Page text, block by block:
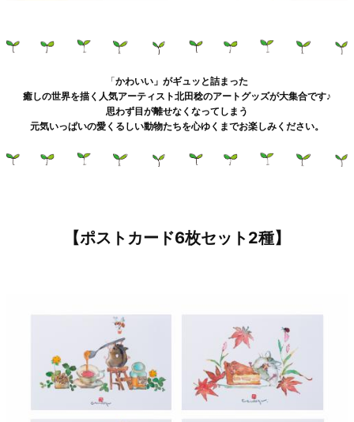
「かわいい」がギュッと詰まった
癒しの世界を描く人気アーティスト北田稔のアートグッズが大集合です♪
思わず目が離せなくなってしまう
元気いっぱいの愛くるしい動物たちを心ゆくまでお楽しみください。
【ポストカード6枚セット2種】